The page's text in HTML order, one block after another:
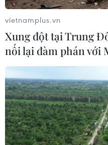
vietnamplus.vn
Xung đột tại Trung
nối lại đàm phán với